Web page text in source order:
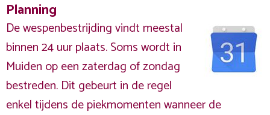
Planning
De wespenbestrijding vindt meestal
binnen 24 uur plaats. Soms wordt in
Muiden op een zaterdag of zondag
bestreden. Dit gebeurt in de regel
enkel tijdens de piekmomenten wanneer de